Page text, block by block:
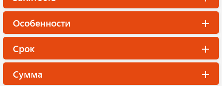
Особенности
Срок
Сумма